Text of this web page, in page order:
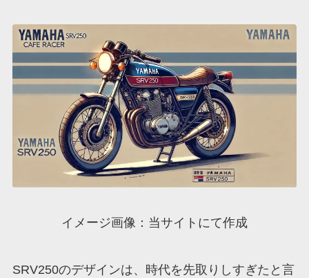
イメージ画像：当サイトにて作成
SRV250のデザインは、時代を先取りしすぎたと言